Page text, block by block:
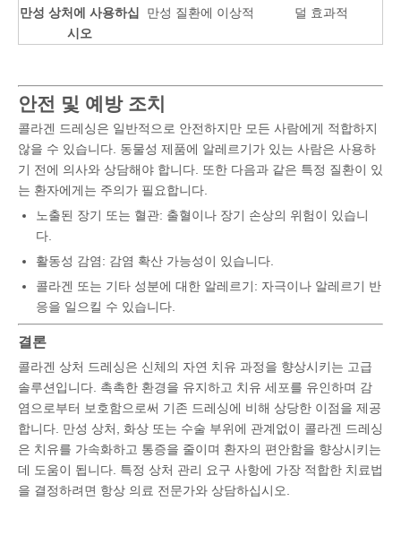
만성 상처에 사용하십
시오
만성 질환에 이상적 덜 효과적
안전 및 예방 조치
콜라겐 드레싱은 일반적으로 안전하지만 모든 사람에게 적합하지
않을 수 있습니다. 동물성 제품에 알레르기가 있는 사람은 사용하
기 전에 의사와 상담해야 합니다. 또한 다음과 같은 특정 질환이 있
는 환자에게는 주의가 필요합니다.
노출된 장기 또는 혈관: 출혈이나 장기 손상의 위험이 있습니
다.
활동성 감염: 감염 확산 가능성이 있습니다.
콜라겐 또는 기타 성분에 대한 알레르기: 자극이나 알레르기 반
응을 일으킬 수 있습니다.
결론
콜라겐 상처 드레싱은 신체의 자연 치유 과정을 향상시키는 고급
솔루션입니다. 촉촉한 환경을 유지하고 치유 세포를 유인하며 감
염으로부터 보호함으로써 기존 드레싱에 비해 상당한 이점을 제공
합니다. 만성 상처, 화상 또는 수술 부위에 관계없이 콜라겐 드레싱
은 치유를 가속화하고 통증을 줄이며 환자의 편안함을 향상시키는
데 도움이 됩니다. 특정 상처 관리 요구 사항에 가장 적합한 치료법
을 결정하려면 항상 의료 전문가와 상담하십시오.